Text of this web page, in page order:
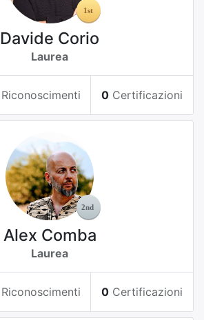
Davide Corio
Laurea
Riconoscimenti 0 Certificazioni
Alex Comba
Laurea
Riconoscimenti 0 Certificazioni